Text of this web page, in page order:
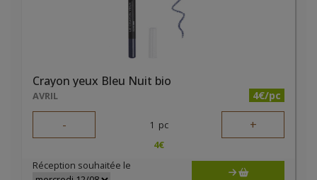
Crayon yeux Bleu Nuit bio
AVRIL 4€/pc
- 1 pc +
4€
Réception souhaitée le